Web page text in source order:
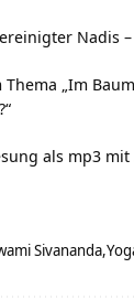
Nadis
„Im
als mp3 mit
Sivananda